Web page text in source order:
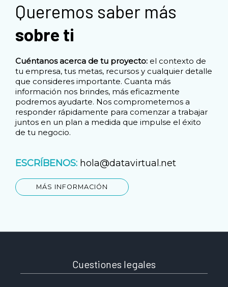
Queremos saber más
sobre ti
Cuéntanos acerca de tu proyecto: el contexto de
tu empresa, tus metas, recursos y cualquier detalle
que consideres importante. Cuanta más
información nos brindes, más eficazmente
podremos ayudarte. Nos comprometemos a
responder rápidamente para comenzar a trabajar
juntos en un plan a medida que impulse el éxito
de tu negocio.
ESCRÍBENOS: hola@datavirtual.net
MÁS INFORMACIÓN
Cuestiones legales